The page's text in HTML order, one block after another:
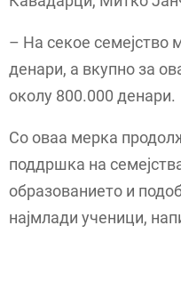
– На секое семејство
денари, а вкупно за
околу 800.000 денари.
Со оваа мерка
поддршка на
образованието и
најмлади ученици,